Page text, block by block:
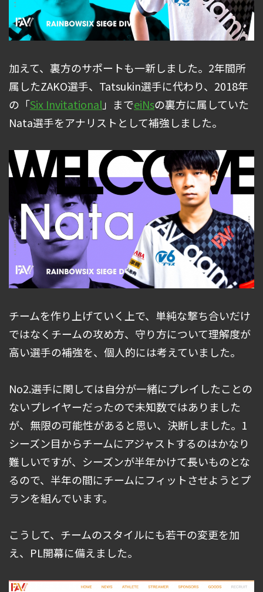
加えて、裏方のサポートも一新しました。2年間所
属したZAKO選手、Tatsukin選手に代わり、2018年
の「Six Invitational 」までeiNsの裏方に属していた
Nata選手をアナリストとして補強しました。
チームを作り上げていく上で、単純な撃ち合いだけ
ではなくチームの攻め方、守り方について理解度が
高い選手の補強を、個人的には考えていました。
No2.選手に関しては自分が一緒にプレイしたことの
ないプレイヤーだったので未知数ではありました
が、無限の可能性があると思い、決断しました。1
シーズン目からチームにアジャストするのはかなり
難しいですが、シーズンが半年かけて長いものとな
るので、半年の間にチームにフィットさせようとプ
ランを組んでいます。
こうして、チームのスタイルにも若干の変更を加
え、PL開幕に備えました。